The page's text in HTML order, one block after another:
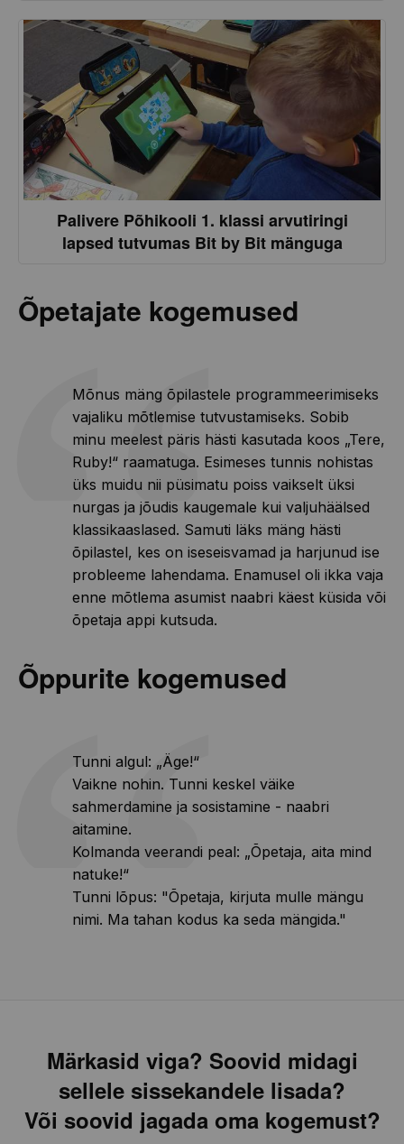
Palivere Põhikooli 1. klassi arvutiringi
lapsed tutvumas Bit by Bit mänguga
Õpetajate kogemused
Mõnus mäng õpilastele programmeerimiseks
vajaliku mõtlemise tutvustamiseks. Sobib
minu meelest päris hästi kasutada koos „Tere,
Ruby!“ raamatuga. Esimeses tunnis nohistas
üks muidu nii püsimatu poiss vaikselt üksi
nurgas ja jõudis kaugemale kui valjuhäälsed
klassikaaslased. Samuti läks mäng hästi
õpilastel, kes on iseseisvamad ja harjunud ise
probleeme lahendama. Enamusel oli ikka vaja
enne mõtlema asumist naabri käest küsida või
õpetaja appi kutsuda.
Õppurite kogemused
Tunni algul: „Äge!“
Vaikne nohin. Tunni keskel väike
sahmerdamine ja sosistamine - naabri
aitamine.
Kolmanda veerandi peal: „Õpetaja, aita mind
natuke!“
Tunni lõpus: "Õpetaja, kirjuta mulle mängu
nimi. Ma tahan kodus ka seda mängida."
Märkasid viga? Soovid midagi
sellele sissekandele lisada?
Või soovid jagada oma kogemust?